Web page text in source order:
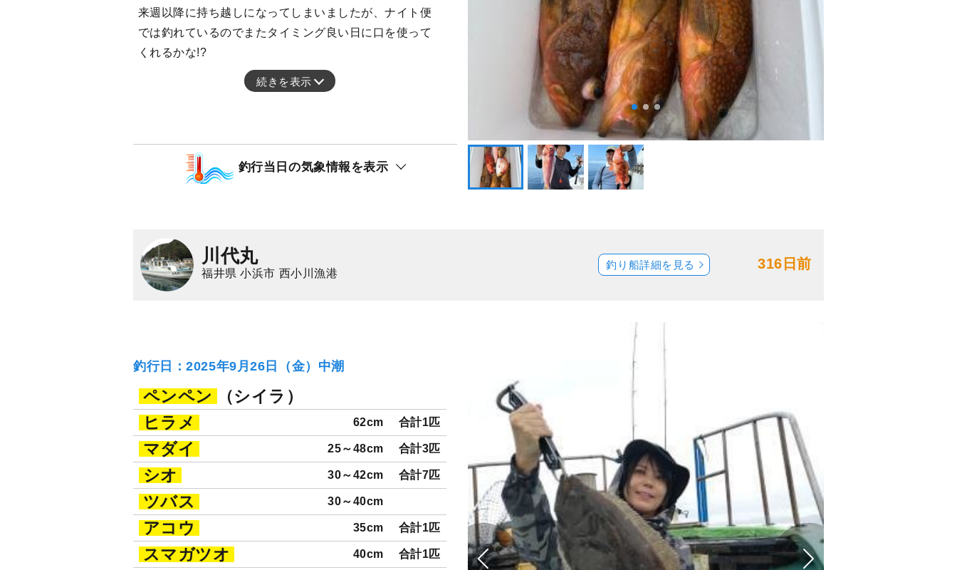
来週以降に持ち越しになってしまいましたが、ナイト便
では釣れているのでまたタイミング良い日に口を使って
くれるかな!?
続きを表示
釣行当日の気象情報を表示
川代丸
福井県 小浜市 西小川漁港
316日前
釣り船詳細を見る
釣行日：2025年9月26日（金）中潮
ペンペン
（シイラ）
ヒラメ
62cm 合計1匹
マダイ 25～48cm 合計3匹
シオ 30～42cm 合計7匹
ツバス 30～40cm
アコウ 35cm 合計1匹
スマガツオ 40cm 合計1匹